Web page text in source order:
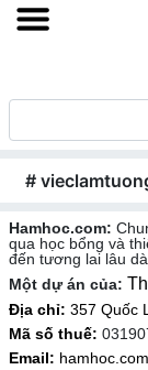
#
Hamhoc.com:
qua học bổng và
đến tương lai lâu
Một dự án của:
Địa chỉ: 357 Quốc
Mã số thuế:
Email: